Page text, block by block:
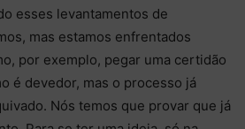
esses levantamentos de
mas estamos enfrentados
por exemplo, pegar uma certidão
é devedor, mas o processo já
Nós temos que provar que já